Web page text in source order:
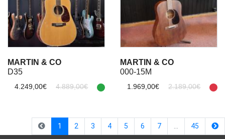
MARTIN & CO
D35
4.249,00€ 4.889,00€
MARTIN & CO
000-15M
1.969,00€ 2.189,00€
1 (current)
2 3 4 5 6 7 45